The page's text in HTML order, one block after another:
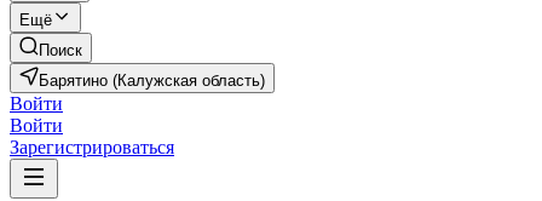
Ещё
Поиск
Барятино (Калужская область)
Войти
Войти
Зарегистрироваться